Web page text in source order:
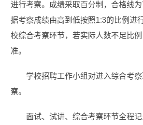
进行考察。成绩采取百分制，合格线
据考察成绩由高到低按照1:3的比例进
校综合考察环节，若实际人数不足比
准。
学校招聘工作小组对进入综合考
察。
面试、试讲、综合考察环节全程记